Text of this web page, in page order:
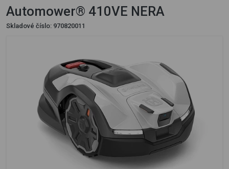
Automower® 410VE NERA
Skladové číslo: 970820011